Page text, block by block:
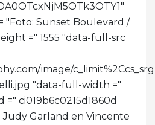
"Foto: Sunset Boulevard /
=" 1555 "data-full-src
.image/
"data-full-width ="
ci019b6c0215d1860d
Garland en Vincente